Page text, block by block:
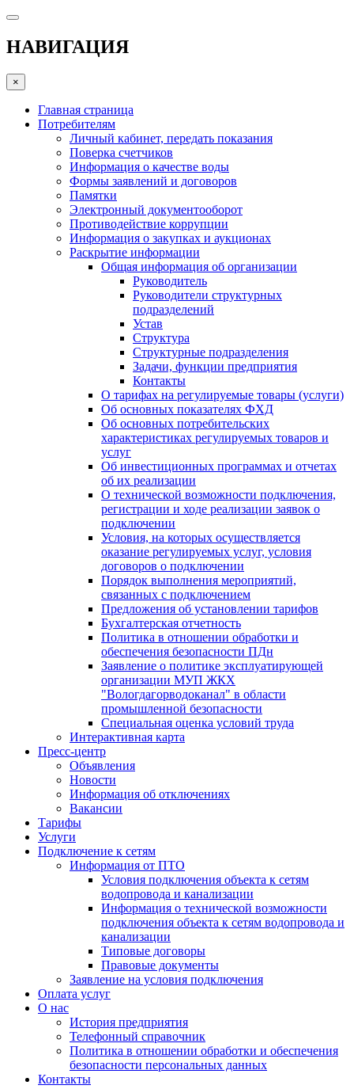
НАВИГАЦИЯ
×
Главная страница
Потребителям
Личный кабинет, передать показания
Поверка счетчиков
Информация о качестве воды
Формы заявлений и договоров
Памятки
Электронный документооборот
Противодействие коррупции
Информация о закупках и аукционах
Раскрытие информации
Общая информация об организации
Руководитель
Руководители структурных
подразделений
Устав
Структура
Структурные подразделения
Задачи, функции предприятия
Контакты
О тарифах на регулируемые товары (услуги)
Об основных показателях ФХД
Об основных потребительских
характеристиках регулируемых товаров и
услуг
Об инвестиционных программах и отчетах
об их реализации
О технической возможности подключения,
регистрации и ходе реализации заявок о
подключении
Условия, на которых осуществляется
оказание регулируемых услуг, условия
договоров о подключении
Порядок выполнения мероприятий,
связанных с подключением
Предложения об установлении тарифов
Бухгалтерская отчетность
Политика в отношении обработки и
обеспечения безопасности ПДн
Заявление о политике эксплуатирующей
организации МУП ЖКХ
"Вологдагорводоканал" в области
промышленной безопасности
Специальная оценка условий труда
Интерактивная карта
Пресс-центр
Объявления
Новости
Информация об отключениях
Вакансии
Тарифы
Услуги
Подключение к сетям
Информация от ПТО
Условия подключения объекта к сетям
водопровода и канализации
Информация о технической возможности
подключения объекта к сетям водопровода и
канализации
Типовые договоры
Правовые документы
Заявление на условия подключения
Оплата услуг
О нас
История предприятия
Телефонный справочник
Политика в отношении обработки и обеспечения
безопасности персональных данных
Контакты